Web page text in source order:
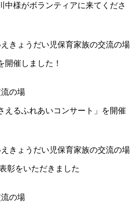
中様がボランティアに来てくださ
きょうだい児保育家族の交流の場
開催しました！
の場
えるふれあいコンサート」を開催
きょうだい児保育家族の交流の場
彰をいただきました
の場